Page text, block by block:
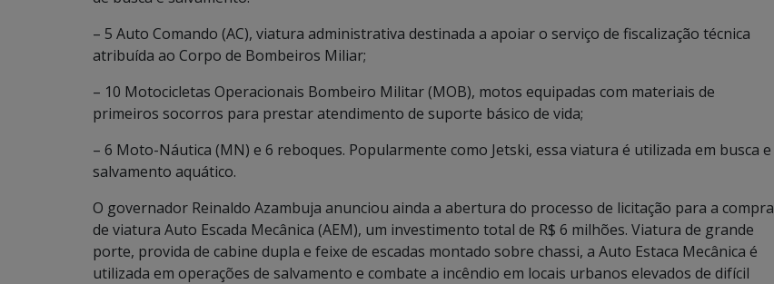
– 5 Auto Comando (AC), viatura administrativa destinada a apoiar o serviço de fiscalização técnica
atribuída ao Corpo de Bombeiros Miliar;
– 10 Motocicletas Operacionais Bombeiro Militar (MOB), motos equipadas com materiais de
primeiros socorros para prestar atendimento de suporte básico de vida;
– 6 Moto-Náutica (MN) e 6 reboques. Popularmente como Jetski, essa viatura é utilizada em busca e
salvamento aquático.
O governador Reinaldo Azambuja anunciou ainda a abertura do processo de licitação para a compra
de viatura Auto Escada Mecânica (AEM), um investimento total de R$ 6 milhões. Viatura de grande
porte, provida de cabine dupla e feixe de escadas montado sobre chassi, a Auto Estaca Mecânica é
utilizada em operações de salvamento e combate a incêndio em locais urbanos elevados de difícil